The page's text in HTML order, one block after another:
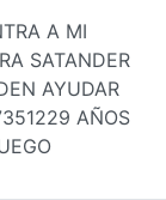
A MI
SATANDER
AYUDAR
AÑOS